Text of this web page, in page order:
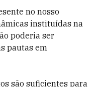
no nosso
instituídas na
poderia ser
pautas em
são suficientes para